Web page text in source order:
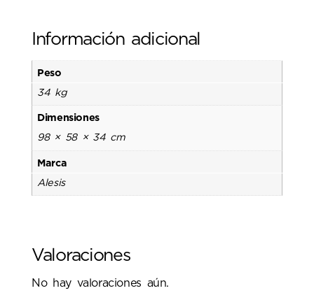
Información adicional
Peso
34 kg
Dimensiones
98 × 58 × 34 cm
Marca
Alesis
Valoraciones
No hay valoraciones aún.